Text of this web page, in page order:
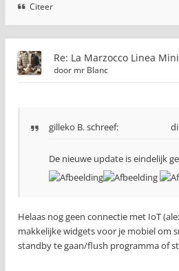
Citeer
Re: La Marzocco Linea Mini
door mr Blanc
gilleko B.schreef:
De nieuwe update is eindelijk
Helaas nog geen connectie met IoT
makkelijke widgets voor je mobiel om
standby te gaan/flush programma of